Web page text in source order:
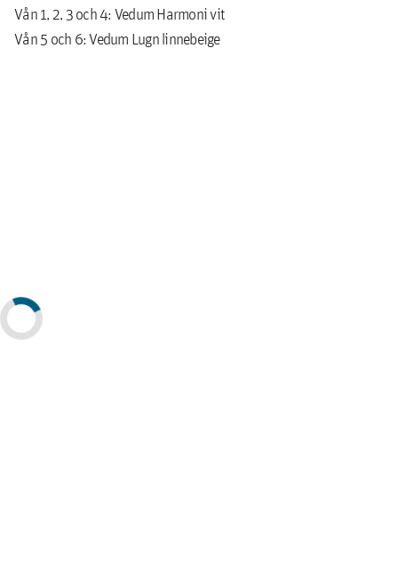
Vån 1, 2, 3 och 4: Vedum Harmoni vit
Vån 5 och 6: Vedum Lugn linnebeige